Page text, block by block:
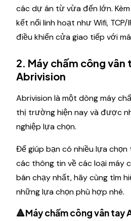
các dự án từ vừa đến lớn.
kết nối linh hoạt như Wifi, TCP/
điều khiển cửa giao tiếp với
2. Máy chấm công vân
Abrivision
Abrivision là một dòng máy
thị trường hiện nay và được
nghiệp lựa chọn.
Để giúp bạn có nhiều lựa
các thông tin về các loại máy
bán chạy nhất, hãy cùng tìm
những lựa chọn phù hợp nhé.
🔺Máy chấm công vân tay